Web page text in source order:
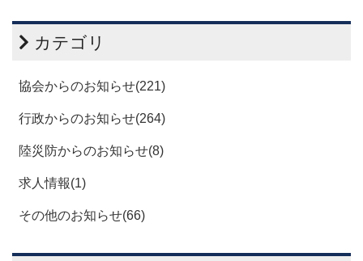
カテゴリ
協会からのお知らせ(221)
行政からのお知らせ(264)
陸災防からのお知らせ(8)
求人情報(1)
その他のお知らせ(66)